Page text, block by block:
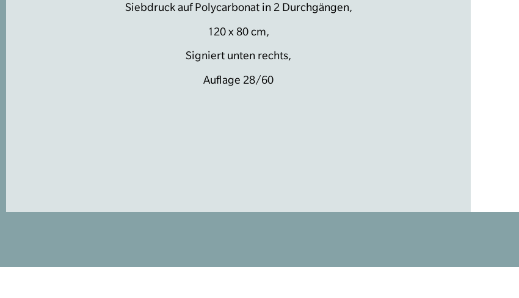
Siebdruck auf Polycarbonat in 2 Durchgängen,
120 x 80 cm,
Signiert unten rechts,
Auflage 28/60